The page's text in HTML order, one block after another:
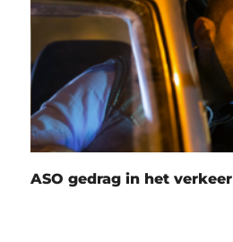
ASO gedrag in het verkeer